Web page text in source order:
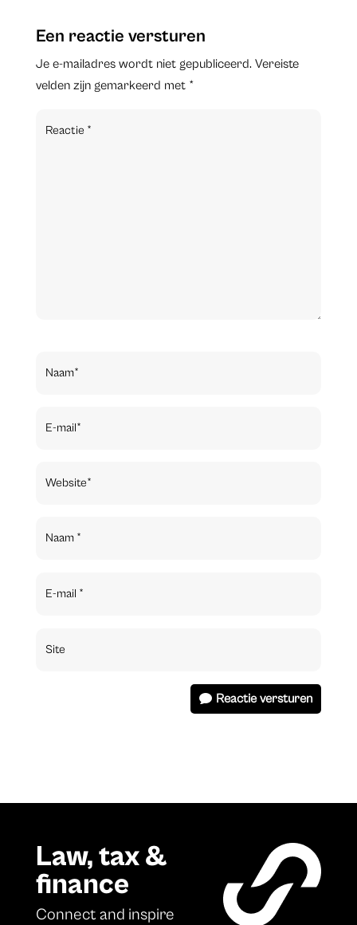
Een reactie versturen
Je e-mailadres wordt niet gepubliceerd. Vereiste
velden zijn gemarkeerd met *
Reactie versturen
Law, tax &
finance
Connect and inspire